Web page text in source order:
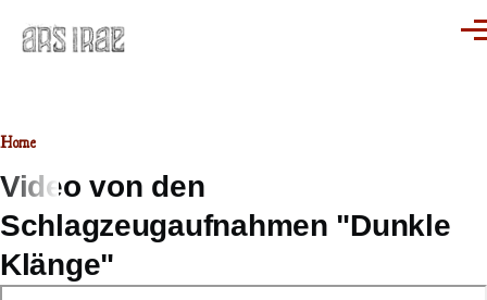
Breadcrumb
Home
Video von den
Schlagzeugaufnahmen "Dunkle
Klänge"